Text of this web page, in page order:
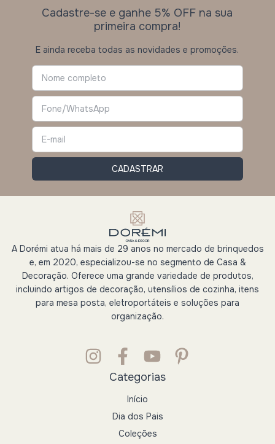
Cadastre-se e ganhe 5% OFF na sua
primeira compra!
E ainda receba todas as novidades e promoções.
A Dorémi atua há mais de 29 anos no mercado de brinquedos
e, em 2020, especializou-se no segmento de Casa &
Decoração. Oferece uma grande variedade de produtos,
incluindo artigos de decoração, utensílios de cozinha, itens
para mesa posta, eletroportáteis e soluções para
organização.
Categorias
Início
Dia dos Pais
Coleções